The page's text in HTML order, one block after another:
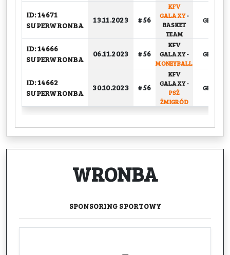
ID: 14671
SUPERWRONBA
13.11.2023 # 56
KFV
GALAXY-
BASKET
TEAM
ID: 14666
SUPERWRONBA
06.11.2023 # 56
KFV
GALAXY-
MONEYBALL
ID: 14662
SUPERWRONBA
30.10.2023 # 56
KFV
GALAXY-
PSŻ
ŻMIGRÓD
WRONBA
SPONSORING SPORTOWY